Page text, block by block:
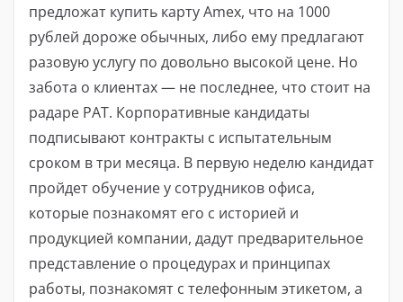
предложат купить карту Amex, что на 1000
рублей дороже обычных, либо ему предлагают
разовую услугу по довольно высокой цене. Но
забота о клиентах — не последнее, что стоит на
радаре PAT. Корпоративные кандидаты
подписывают контракты с испытательным
сроком в три месяца. В первую неделю кандидат
пройдет обучение у сотрудников офиса,
которые познакомят его с историей и
продукцией компании, дадут предварительное
представление о процедурах и принципах
работы, познакомят с телефонным этикетом, а